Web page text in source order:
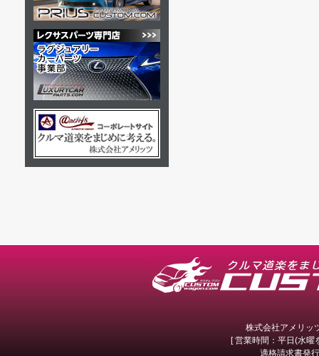
株式会社アメリ
[ 営業時間：平日(水
適格請求書発